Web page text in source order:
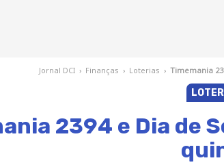
Jornal DCI › Finanças › Loterias › Timemania
2394 e Dia de